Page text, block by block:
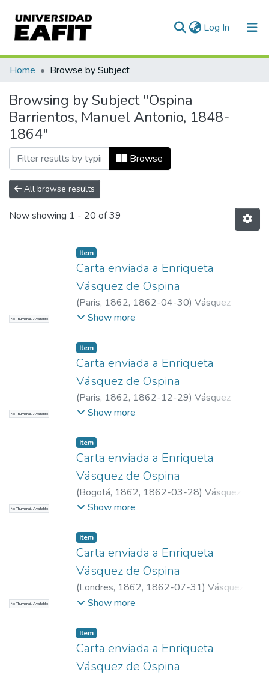
Log In (current)
Communities & Collections
All of DSpace
Home Browse by Subject
Browsing by Subject "Ospina
Barrientos, Manuel Antonio, 1848-
1864"
Browse
All browse results
Now showing 1 - 20 of 39
No Thumbnail Available
Item
Carta enviada a Enriqueta
Vásquez de Ospina
(Paris, 1862, 1862-04-30) Vásquez
Jaramillo, Uladislao 1834-1877
Show more
No Thumbnail Available
Item
Carta enviada a Enriqueta
Vásquez de Ospina
(Paris, 1862, 1862-12-29) Vásquez
Jaramillo, Uladislao 1834-1877
Show more
No Thumbnail Available
Item
Carta enviada a Enriqueta
Vásquez de Ospina
(Bogotá, 1862, 1862-03-28) Vásquez
Jaramillo, Marcelina
Show more
No Thumbnail Available
Item
Carta enviada a Enriqueta
Vásquez de Ospina
(Londres, 1862, 1862-07-31) Vásquez
Jaramillo, Eduardo, 1845-1933
Show more
Item
Carta enviada a Enriqueta
Vásquez de Ospina